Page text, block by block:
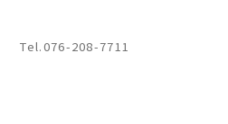
Tel.076-208-7711